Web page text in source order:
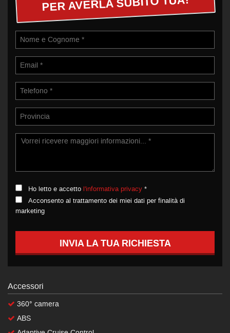
Ho letto e accetto l'informativa privacy *
Acconsento al trattamento dei miei dati per finalità di
marketing
INVIA LA TUA RICHIESTA
Accessori
360° camera
ABS